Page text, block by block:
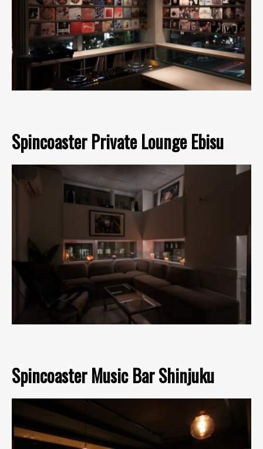
Spincoaster Private Lounge Ebisu
Spincoaster Music Bar Shinjuku